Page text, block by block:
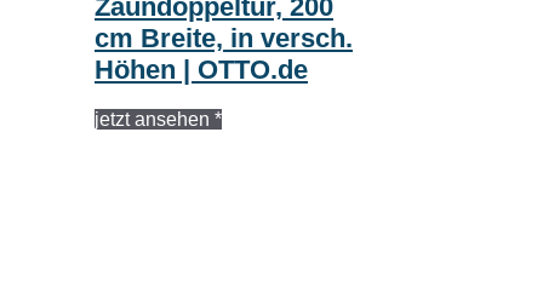
Zaundoppeltür, 200
cm Breite, in versch.
Höhen | OTTO.de
jetzt ansehen *